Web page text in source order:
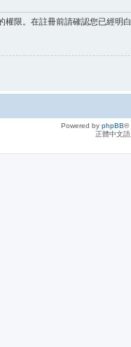
限。在註冊前請確認您已經明
Powered by phpBB®
正體中文語